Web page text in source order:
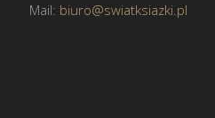
Mail: biuro@swiatksiazki.pl